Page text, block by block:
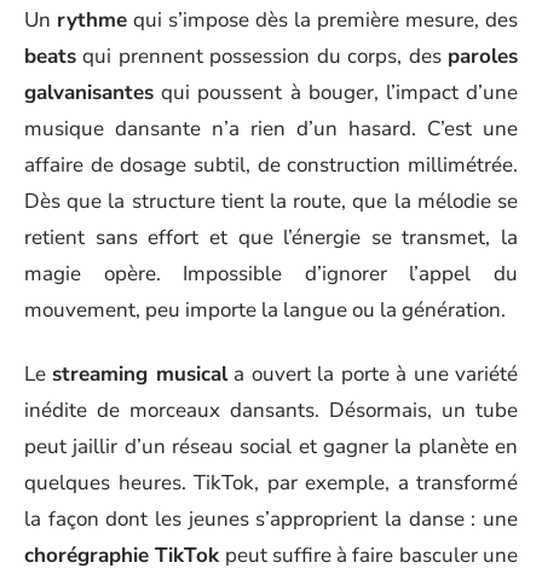
Un rythme qui s’impose dès la première mesure, des
beats qui prennent possession du corps, des paroles
galvanisantes qui poussent à bouger, l’impact d’une
musique dansante n’a rien d’un hasard. C’est une
affaire de dosage subtil, de construction millimétrée.
Dès que la structure tient la route, que la mélodie se
retient sans effort et que l’énergie se transmet, la
magie opère. Impossible d’ignorer l’appel du
mouvement, peu importe la langue ou la génération.
Le streaming musicala ouvert la porte à une variété
inédite de morceaux dansants. Désormais, un tube
peut jaillir d’un réseau social et gagner la planète en
quelques heures. TikTok, par exemple, a transformé
la façon dont les jeunes s’approprient la danse : une
chorégraphie TikTok peut suffire à faire basculer une